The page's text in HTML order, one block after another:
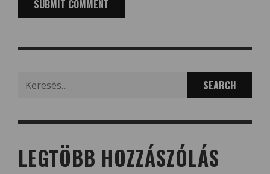
for:
LEGTÖBB HOZZÁSZÓLÁS